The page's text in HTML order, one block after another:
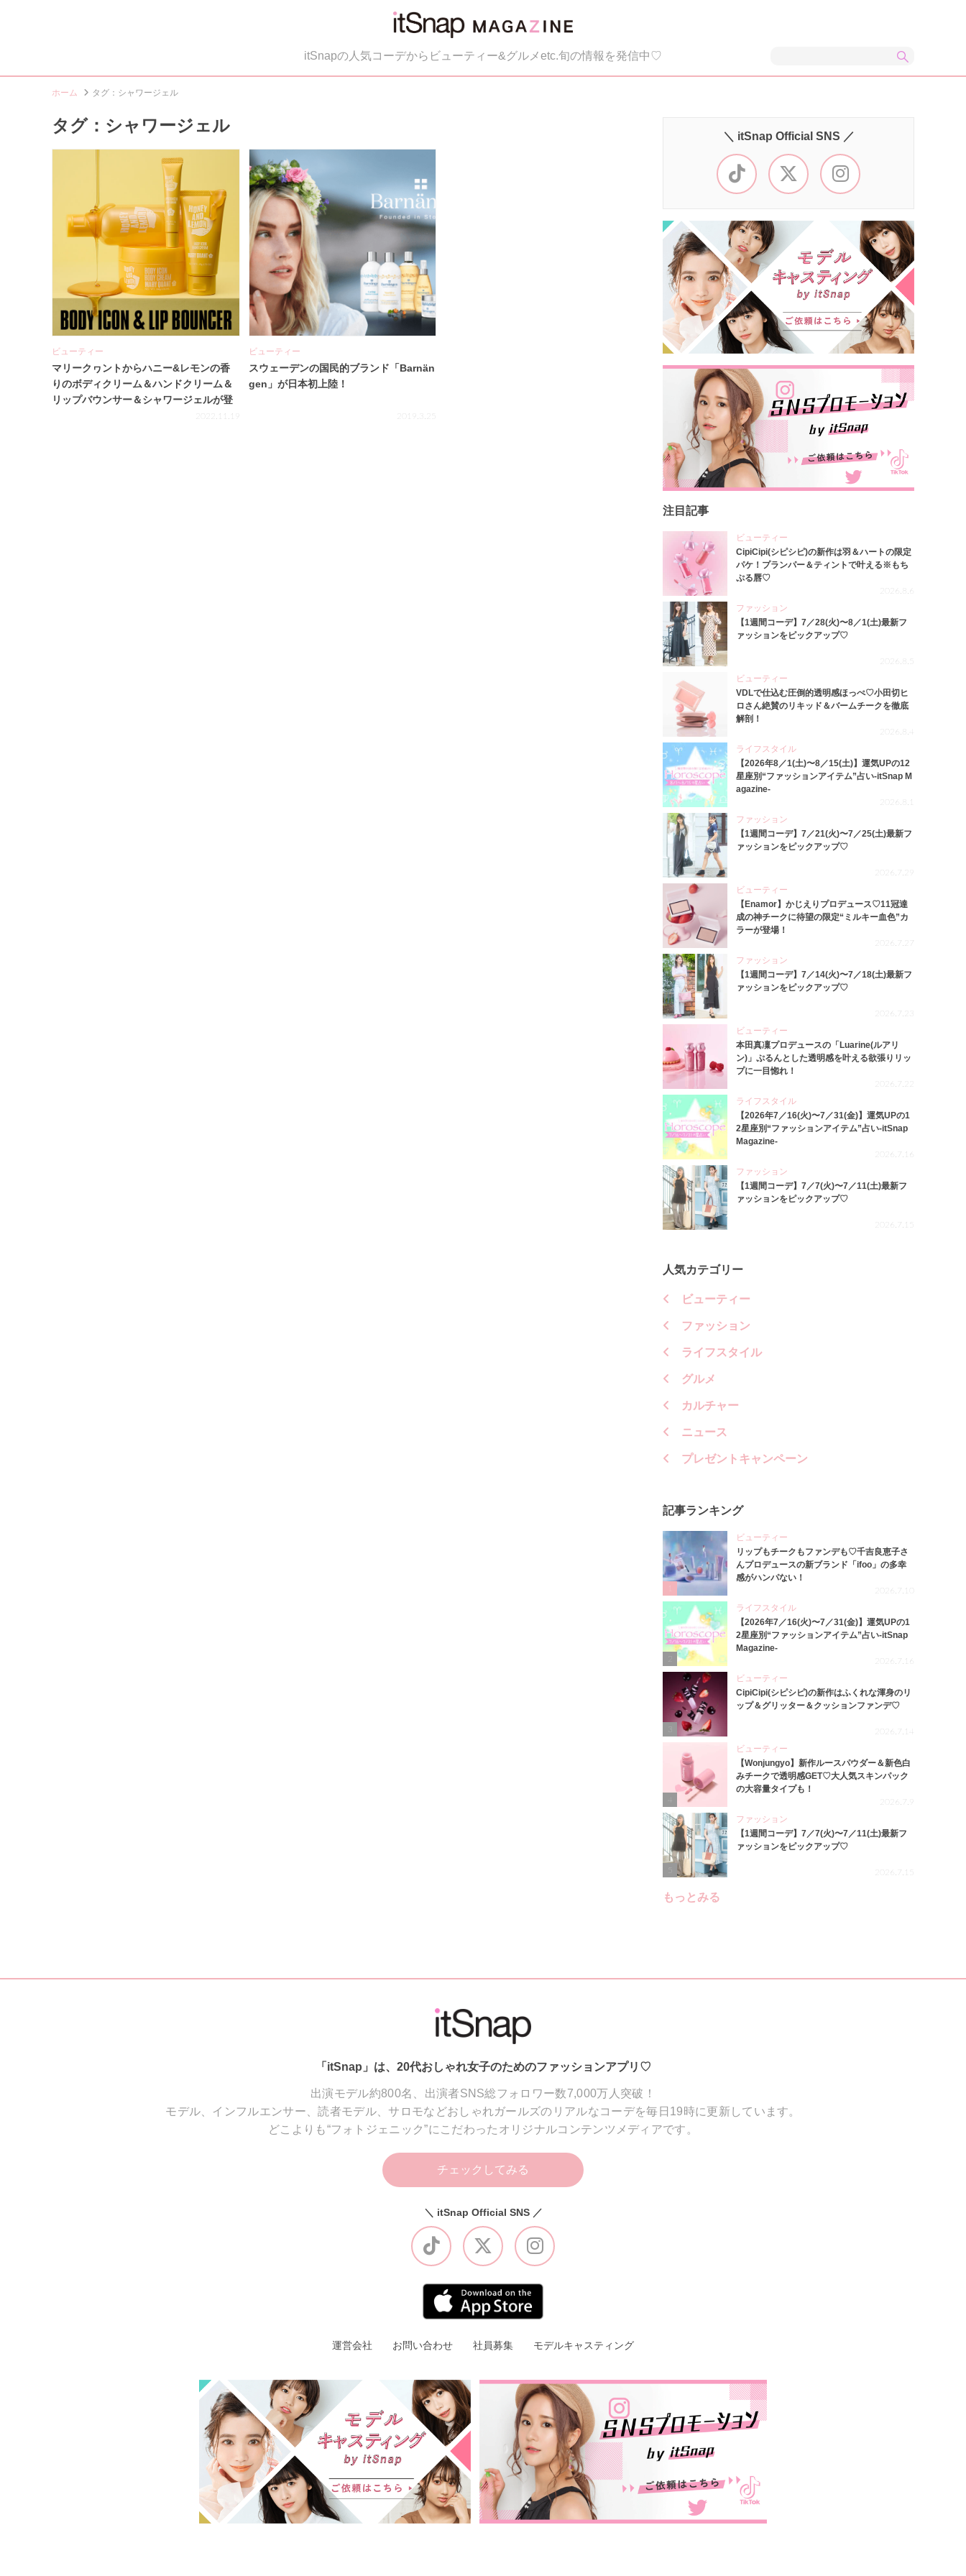
itSnapの人気コーデからビューティー&グルメetc.旬の情報を発信中♡
ホーム タグ：シャワージェル
タグ：シャワージェル
ビューティー
マリークヮントからハニー&レモンの香
りのボディクリーム＆ハンドクリーム＆
リップバウンサー＆シャワージェルが登
2022.11.19
ビューティー
スウェーデンの国民的ブランド「Barnän
gen」が日本初上陸！
2019.3.25
＼ itSnap Official SNS ／
注目記事
ビューティー
CipiCipi(シピシピ)の新作は羽＆ハートの限定
パケ！プランパー＆ティントで叶える※もち
ぷる唇♡
2026.8.6
ファッション
【1週間コーデ】7／28(火)〜8／1(土)最新フ
ァッションをピックアップ♡
2026.8.5
ビューティー
VDLで仕込む圧倒的透明感ほっぺ♡小田切ヒ
ロさん絶賛のリキッド＆バームチークを徹底
解剖！
2026.8.4
ライフスタイル
【2026年8／1(土)〜8／15(土)】運気UPの12
星座別“ファッションアイテム”占い-itSnap M
agazine-
2026.8.1
ファッション
【1週間コーデ】7／21(火)〜7／25(土)最新フ
ァッションをピックアップ♡
2026.7.29
ビューティー
【Enamor】かじえりプロデュース♡11冠達
成の神チークに待望の限定“ミルキー血色”カ
ラーが登場！
2026.7.27
ファッション
【1週間コーデ】7／14(火)〜7／18(土)最新フ
ァッションをピックアップ♡
2026.7.23
ビューティー
本田真凜プロデュースの「Luarine(ルアリ
ン)」ぷるんとした透明感を叶える欲張りリッ
プに一目惚れ！
2026.7.22
ライフスタイル
【2026年7／16(火)〜7／31(金)】運気UPの1
2星座別“ファッションアイテム”占い-itSnap
Magazine-
2026.7.16
ファッション
【1週間コーデ】7／7(火)〜7／11(土)最新フ
ァッションをピックアップ♡
2026.7.15
人気カテゴリー
ビューティー
ファッション
ライフスタイル
グルメ
カルチャー
ニュース
プレゼントキャンペーン
記事ランキング
ビューティー
リップもチークもファンデも♡千吉良恵子さ
んプロデュースの新ブランド「ifoo」の多幸
感がハンパない！
2026.7.10
ライフスタイル
【2026年7／16(火)〜7／31(金)】運気UPの1
2星座別“ファッションアイテム”占い-itSnap
Magazine-
2026.7.16
3
ビューティー
CipiCipi(シピシピ)の新作はふくれな渾身のリ
ップ＆グリッター＆クッションファンデ♡
2026.7.14
4
ビューティー
【Wonjungyo】新作ルースパウダー＆新色白
みチークで透明感GET♡大人気スキンパック
の大容量タイプも！
2026.7.9
ファッション
【1週間コーデ】7／7(火)〜7／11(土)最新フ
ァッションをピックアップ♡
2026.7.15
もっとみる
「itSnap」は、20代おしゃれ女子のためのファッションアプリ♡
出演モデル約800名、出演者SNS総フォロワー数7,000万人突破！
モデル、インフルエンサー、読者モデル、サロモなどおしゃれガールズのリアルなコーデを毎日19時に更新しています。
どこよりも“フォトジェニック”にこだわったオリジナルコンテンツメディアです。
チェックしてみる
＼ itSnap Official SNS ／
運営会社 お問い合わせ 社員募集 モデルキャスティング